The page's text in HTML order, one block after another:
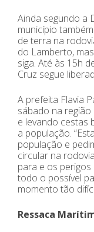
Ainda segundo a
município
de terra na
do Lamberto,
siga. Até às 15h
Cruz segue
A prefeita Flavia
sábado na
e levando cestas
a população.
população e
circular na
para e os
todo o possível
momento tão
Ressaca